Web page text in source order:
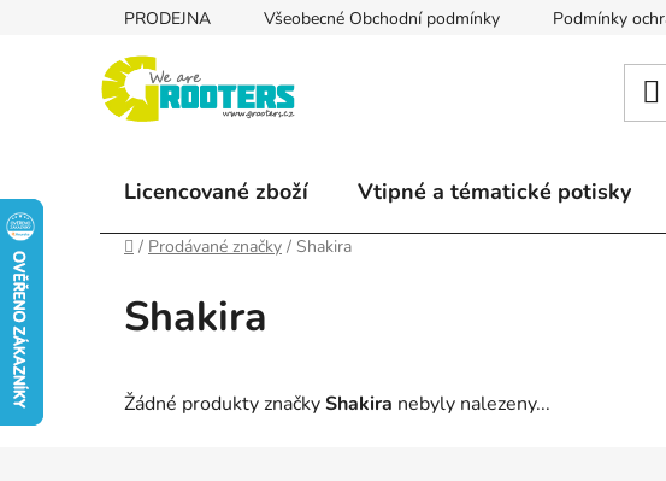
PRODEJNA Všeobecné Obchodní podmínky Podmínky
Licencované zboží Vtipné a tématické potisky
Domů
/ Prodávané značky / Shakira
Shakira
Žádné produkty značkyShakira nebyly nalezeny...